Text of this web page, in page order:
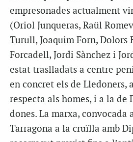
empresonades actualment
(Oriol Junqueras, Raül
Turull, Joaquim Forn, Dolors
Forcadell, Jordi Sànchez i
estat traslladats a centre
en concret els de Lledoners,
respecta als homes, i a la de
dones. La marxa, convocada
Tarragona a la cruïlla amb